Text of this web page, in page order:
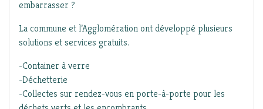
embarrasser ?
La commune et l’Agglomération ont développé plusieurs
solutions et services gratuits.
-Container à verre
-Déchetterie
-Collectes sur rendez-vous en porte-à-porte pour les